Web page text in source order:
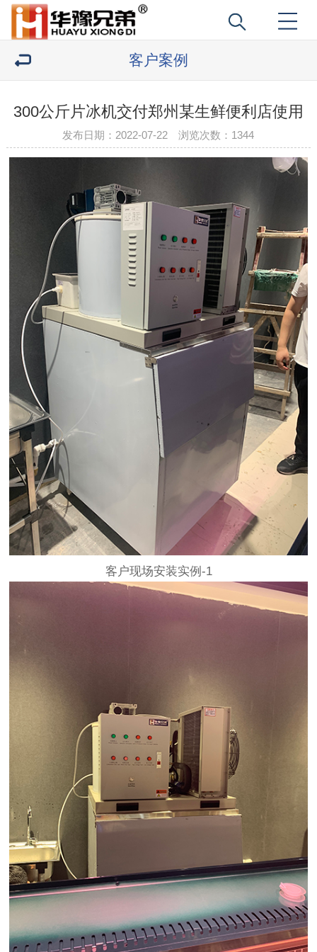
客户案例
300公斤片冰机交付郑州某生鲜便利店使用
发布日期：2022-07-22 浏览次数： 1344
客户现场安装实例-1